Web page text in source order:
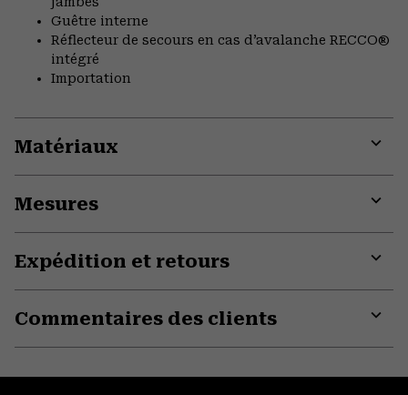
Guêtre interne
Réflecteur de secours en cas d’avalanche RECCO®
intégré
Importation
Matériaux
Mesures
Expédition et retours
Commentaires des clients